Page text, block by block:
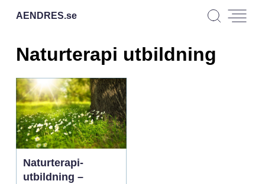
AENDRES.se
Naturterapi utbildning
Naturterapi-
utbildning –